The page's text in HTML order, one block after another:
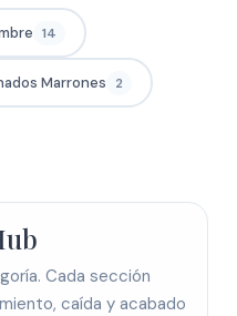
14
Marrones 2
Cada sección
caída y acabado